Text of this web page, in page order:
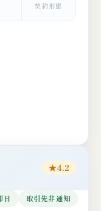
契約形態
★4.2
日 取引先非通知